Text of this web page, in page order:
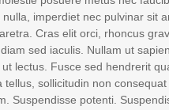
imperdiet nec pulvinar sit
Cras elit orci, rhoncus
sed iaculis. Nullam ut
lectus. Fusce sed hendrerit
sollicitudin non
Suspendisse potenti.